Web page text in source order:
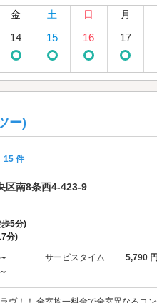
金 土 日 月
14 15 16 17
ー)
15 件
区南8条西4-423-9
5分)
分)
サービスタイム
5,790